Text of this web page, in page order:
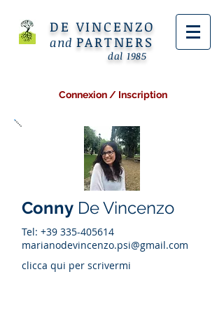
DE VINCENZO
and PARTNERS
dal 1985
Connexion / Inscription
Conny De Vincenzo
Tel: +39 335-405614
marianodevincenzo.psi@gmail.com
clicca qui per scrivermi